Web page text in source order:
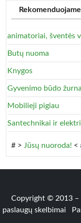
Rekomenduojame
animatoriai, šventės
Butų nuoma
Knygos
Gyvenimo būdo
Mobilieji pigiau
Santechnikai ir
# > Jūsų nuoroda! <
Copyright © 2013 –
paslaugų skelbimai